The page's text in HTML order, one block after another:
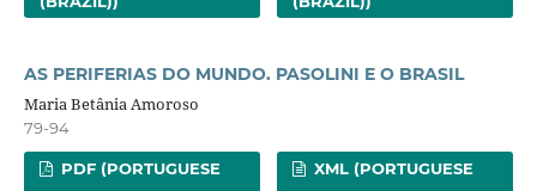
AS PERIFERIAS DO MUNDO. PASOLINI E O BRASIL
Maria Betânia Amoroso
79-94
PDF (PORTUGUESE
XML (PORTUGUESE